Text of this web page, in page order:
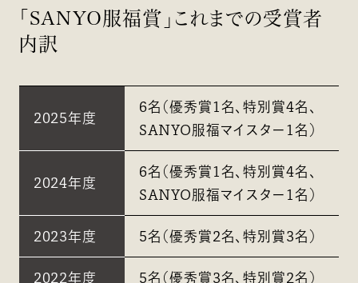
「SANYO服福賞」これまでの受賞者
内訳
2025年度
6名（優秀賞1名、特別賞4名、
SANYO服福マイスター1名）
2024年度
6名（優秀賞1名、特別賞4名、
SANYO服福マイスター1名）
2023年度 5名（優秀賞2名、特別賞3名）
2022年度 5名（優秀賞3名、特別賞2名）